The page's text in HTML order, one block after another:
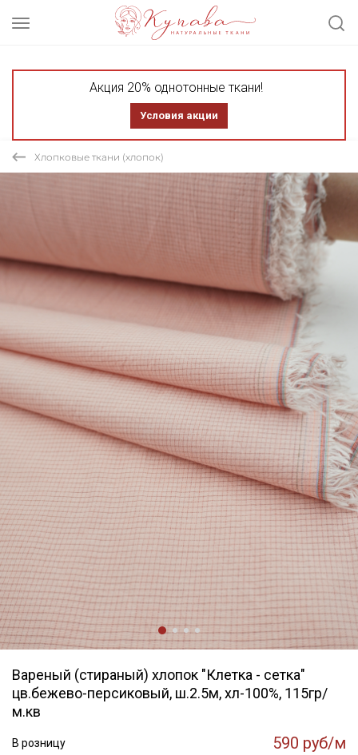
Акция 20% однотонные ткани!
Условия акции
Хлопковые ткани (хлопок)
Вареный (стираный) хлопок "Клетка - сетка"
цв.бежево-персиковый, ш.2.5м, хл-100%, 115гр/
м.кв
В розницу 590 руб/м